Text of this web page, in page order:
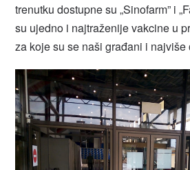
trenutku dostupne su „Sinofarm” i
su ujedno i najtraženije vakcine u
za koje su se naši građani i